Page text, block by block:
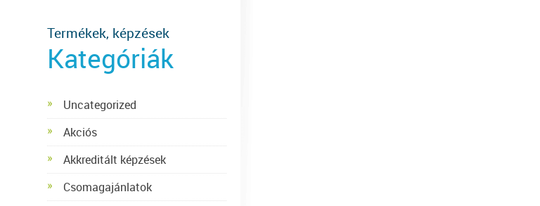
Termékek, képzések
Kategóriák
Uncategorized
Akciós
Akkreditált képzések
Csomagajánlatok